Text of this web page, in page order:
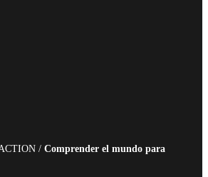
/ Comprender el mundo para